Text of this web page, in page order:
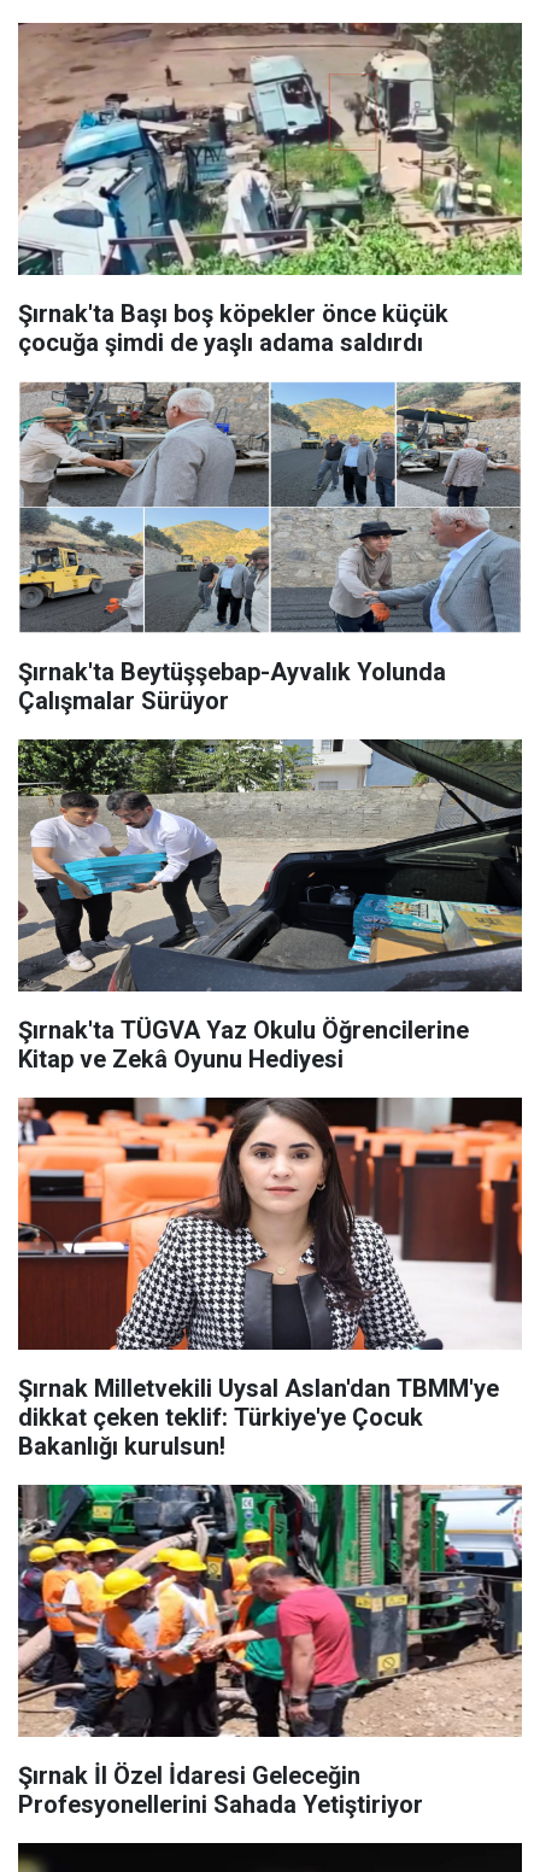
Şırnak'ta Başı boş köpekler önce küçük
çocuğa şimdi de yaşlı adama saldırdı
Şırnak'ta Beytüşşebap-Ayvalık Yolunda
Çalışmalar Sürüyor
Şırnak'ta TÜGVA Yaz Okulu Öğrencilerine
Kitap ve Zekâ Oyunu Hediyesi
Şırnak Milletvekili Uysal Aslan'dan TBMM'ye
dikkat çeken teklif: Türkiye'ye Çocuk
Bakanlığı kurulsun!
Şırnak İl Özel İdaresi Geleceğin
Profesyonellerini Sahada Yetiştiriyor